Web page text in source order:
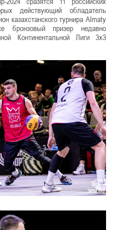
действующий обладатель
казахстанского турнира Almaty
бронзовый призер недавно
Континентальной Лиги 3x3